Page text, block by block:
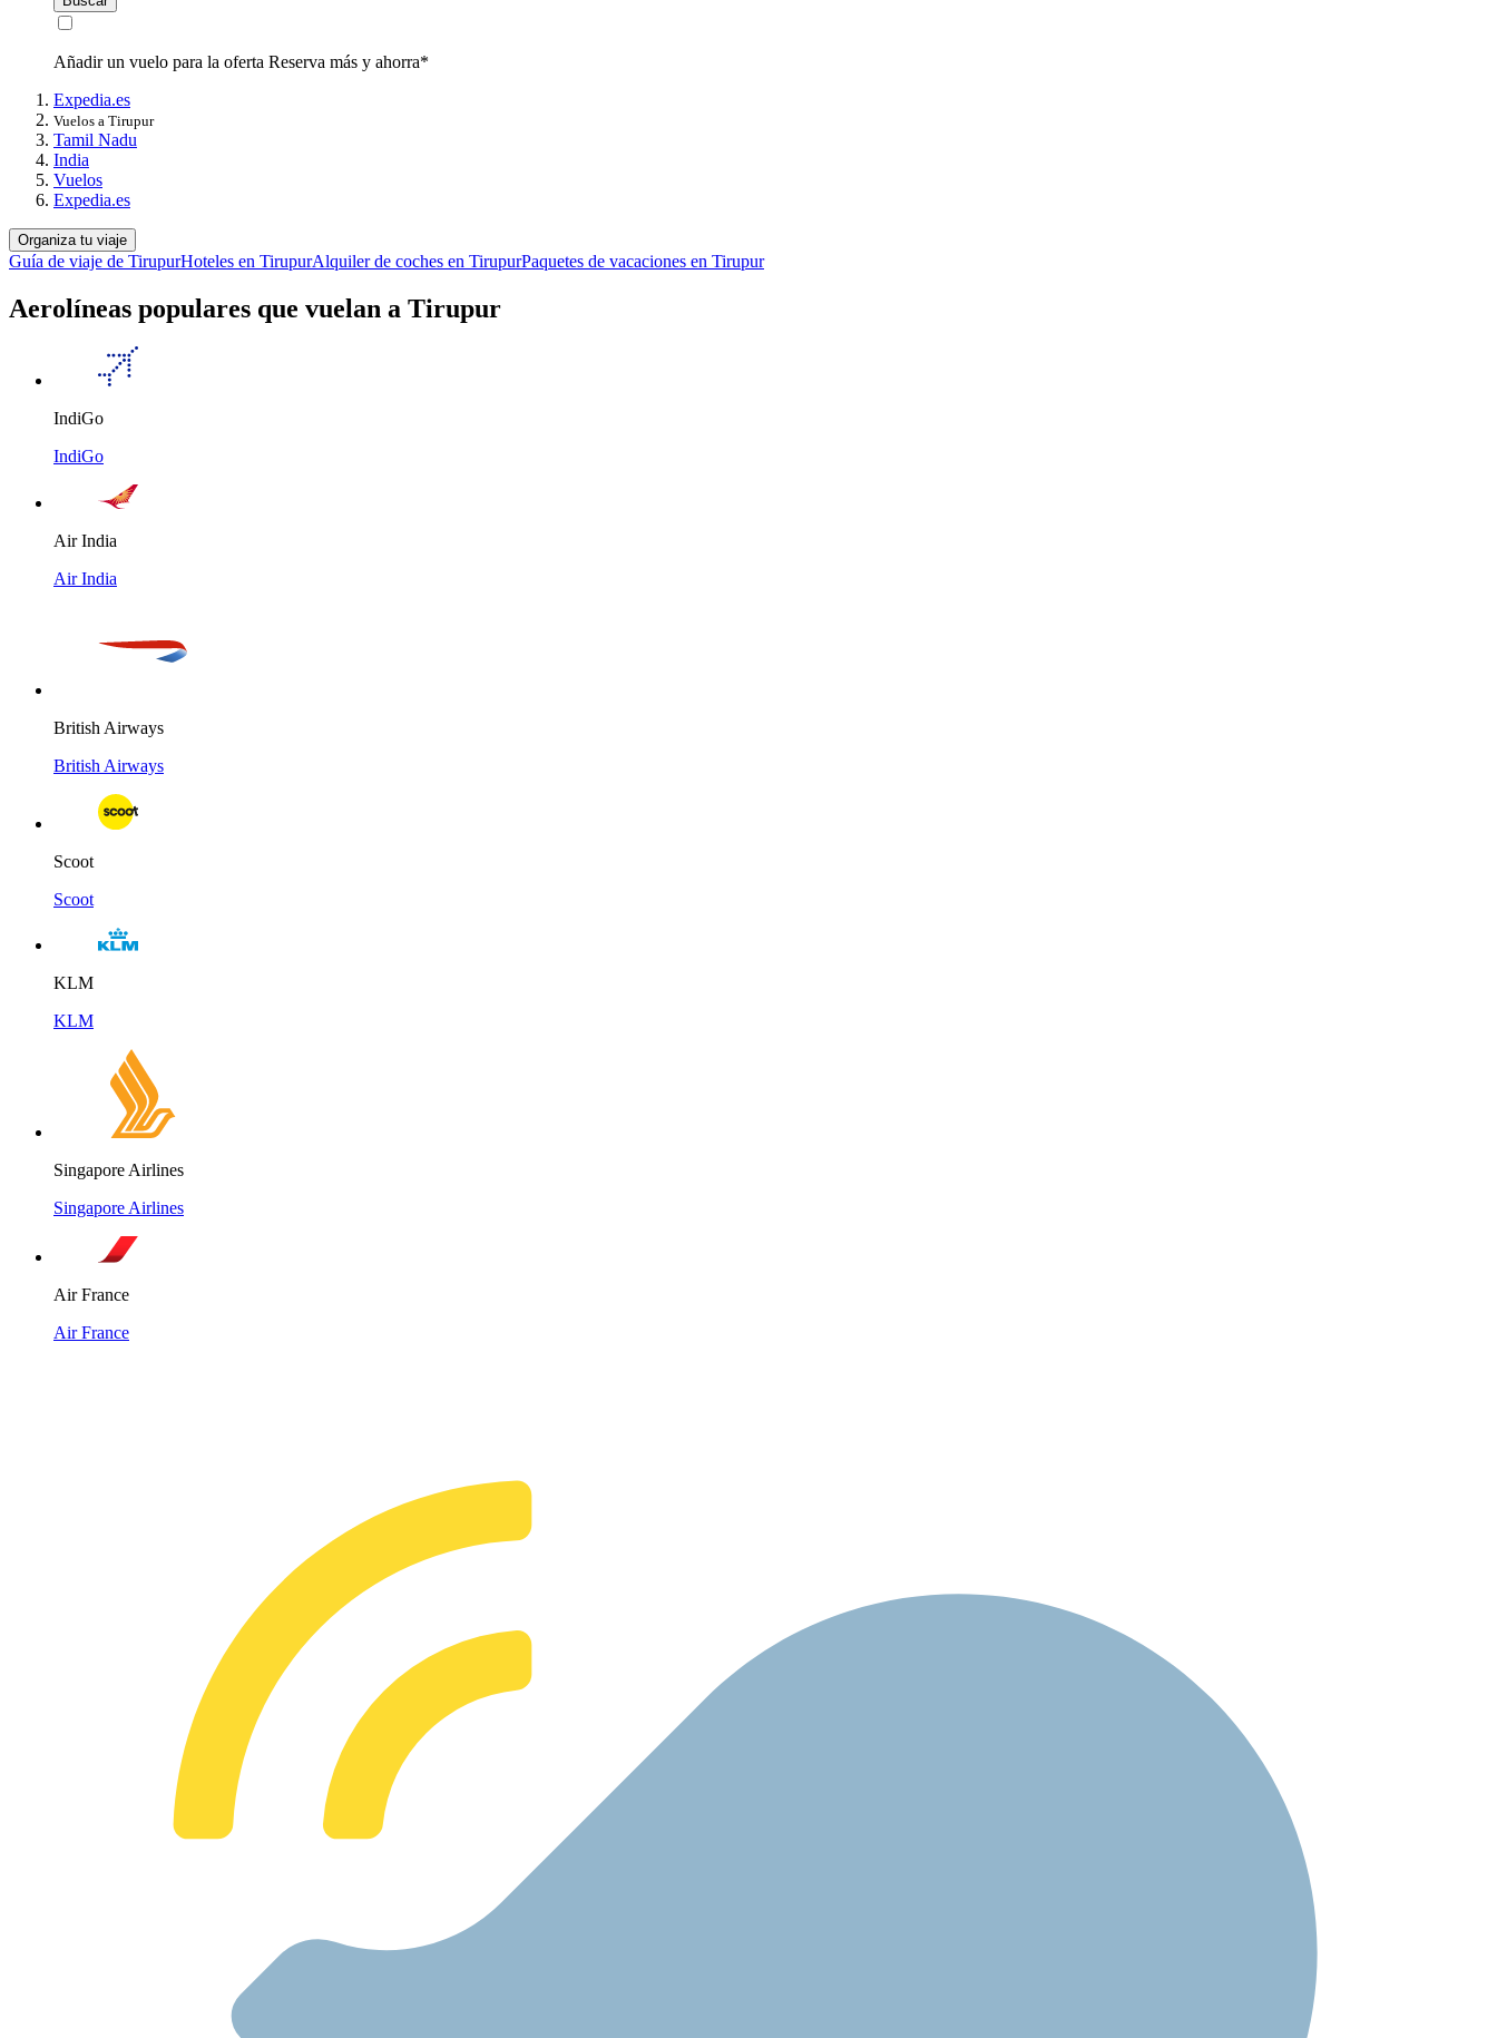
Añadir un vuelo para la oferta Reserva más y ahorra*
Expedia.es
Vuelos a Tirupur
Tamil Nadu
India
Vuelos
Expedia.es
Organiza tu viaje
Guía de viaje de TirupurHoteles en TirupurAlquiler de coches en TirupurPaquetes de vacaciones en Tirupur
Aerolíneas populares que vuelan a Tirupur
IndiGo
IndiGo
Air India
Air India
British Airways
British Airways
Scoot
Scoot
KLM
KLM
Singapore Airlines
Singapore Airlines
Air France
Air France